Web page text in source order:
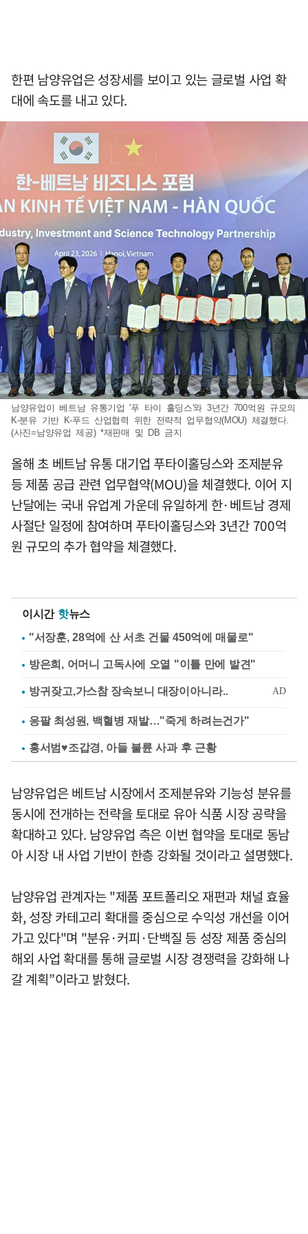
한편 남양유업은 성장세를 보이고 있는 글로벌 사업 확
대에 속도를 내고 있다.
남양유업이 베트남 유통기업 '푸 타이 홀딩스'와 3년간 700억원 규모의
K-분유 기반 K-푸드 산업협력 위한 전략적 업무협약(MOU) 체결했다.
(사진=남양유업 제공) *재판매 및 DB 금지
올해 초 베트남 유통 대기업 푸타이홀딩스와 조제분유
등 제품 공급 관련 업무협약(MOU)을 체결했다. 이어 지
난달에는 국내 유업계 가운데 유일하게 한·베트남 경제
사절단 일정에 참여하며 푸타이홀딩스와 3년간 700억
원 규모의 추가 협약을 체결했다.
이시간 핫뉴스
"서장훈, 28억에 산 서초 건물 450억에 매물로"
방은희, 어머니 고독사에 오열 "이틀 만에 발견"
응팔 최성원, 백혈병 재발…"죽게 하려는건가"
홍서범♥조갑경, 아들 불륜 사과 후 근황
남양유업은 베트남 시장에서 조제분유와 기능성 분유를
동시에 전개하는 전략을 토대로 유아 식품 시장 공략을
확대하고 있다. 남양유업 측은 이번 협약을 토대로 동남
아 시장 내 사업 기반이 한층 강화될 것이라고 설명했다.
남양유업 관계자는 "제품 포트폴리오 재편과 채널 효율
화, 성장 카테고리 확대를 중심으로 수익성 개선을 이어
가고 있다"며 "분유·커피·단백질 등 성장 제품 중심의
해외 사업 확대를 통해 글로벌 시장 경쟁력을 강화해 나
갈 계획”이라고 밝혔다.